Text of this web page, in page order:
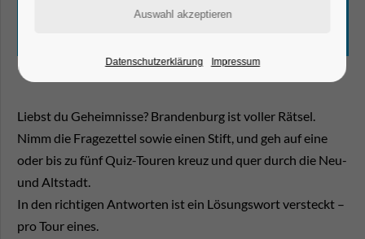
Liebst du Geheimnisse? Brandenburg ist voller Rätsel.
Nimm die Fragezettel sowie einen Stift, und geh auf eine
oder bis zu fünf Quiz-Touren kreuz und quer durch die Neu-
und Altstadt.
In den richtigen Antworten ist ein Lösungswort versteckt –
pro Tour eines.
Datenschutzerklärung Impressum